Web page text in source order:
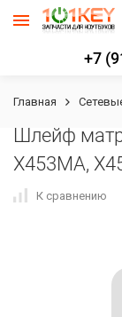
+7
Главная
Шлейф
X453MA,
К сравнению